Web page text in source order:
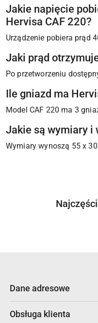
Jakie napięcie
Hervisa CAF 220?
Urządzenie pobiera prąd
Jaki prąd
Po przetworzeniu
Ile gniazd ma
Model CAF 220 ma 3
Jakie są wymiary i
Wymiary wynoszą 55 x
Pomiń karuzelę
Produkty
Dane adresowe
Obsługa klienta